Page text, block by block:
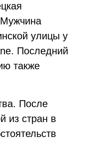
улицы у
Последний
также
После
из стран в